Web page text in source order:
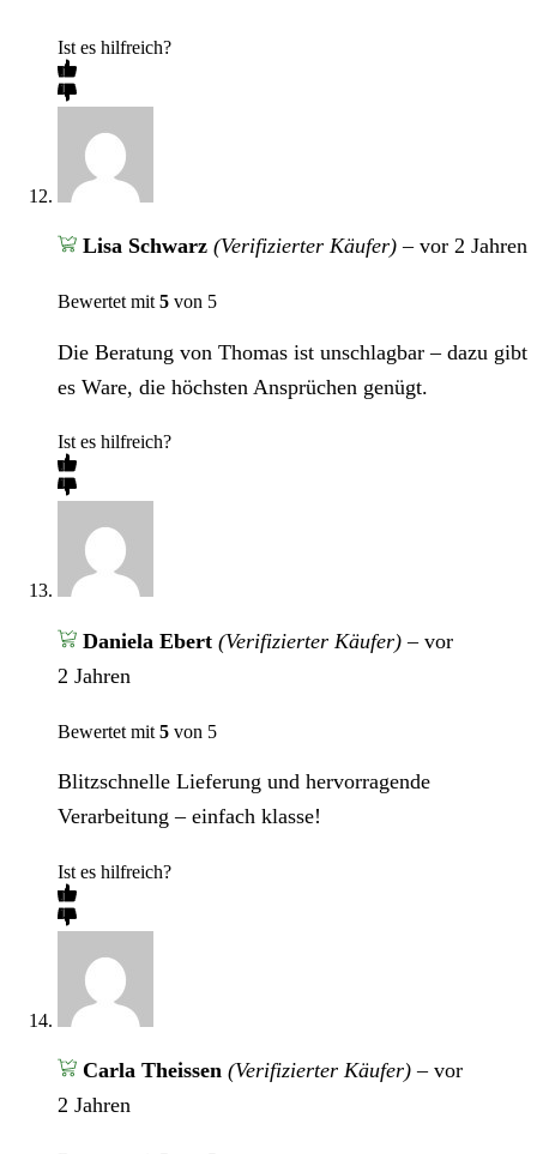
Ist es hilfreich?
Lisa Schwarz (Verifizierter Käufer) – vor 2 Jahren
Bewertet mit 5 von 5
Die Beratung von Thomas ist unschlagbar – dazu gibt
es Ware, die höchsten Ansprüchen genügt.
Ist es hilfreich?
Daniela Ebert (Verifizierter Käufer) – vor
2 Jahren
Bewertet mit 5 von 5
Blitzschnelle Lieferung und hervorragende
Verarbeitung – einfach klasse!
Ist es hilfreich?
Carla Theissen (Verifizierter Käufer) – vor
2 Jahren